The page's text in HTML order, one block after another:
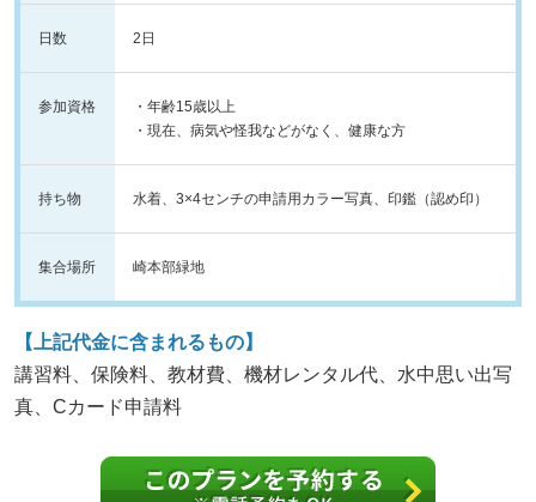
日数 2日
参加資格
・年齢15歳以上
・現在、病気や怪我などがなく、健康な方
持ち物 水着、3×4センチの申請用カラー写真、印鑑（認め印）
集合場所 崎本部緑地
【上記代金に含まれるもの】
講習料、保険料、教材費、機材レンタル代、水中思い出写
真、Cカード申請料